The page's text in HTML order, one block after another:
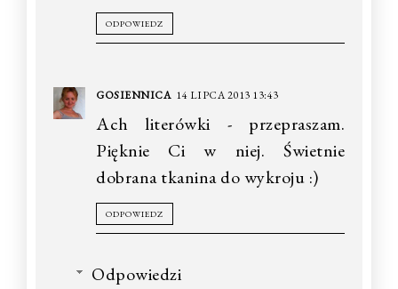
ODPOWIEDZ
GOSIENNICA 14 LIPCA 2013 13:43
Ach literówki - przepraszam.
Pięknie Ci w niej. Świetnie
dobrana tkanina do wykroju :)
ODPOWIEDZ
Odpowiedzi